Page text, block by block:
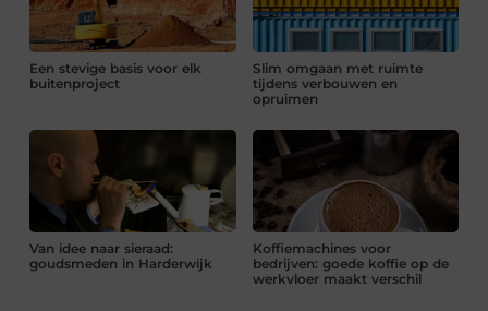
Een stevige basis voor elk
buitenproject
Slim omgaan met ruimte
tijdens verbouwen en
opruimen
Van idee naar sieraad:
goudsmeden in Harderwijk
Koffiemachines voor
bedrijven: goede koffie op de
werkvloer maakt verschil